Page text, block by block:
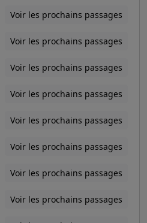
Voir les prochains passages
Voir les prochains passages
Voir les prochains passages
Voir les prochains passages
Voir les prochains passages
Voir les prochains passages
Voir les prochains passages
Voir les prochains passages